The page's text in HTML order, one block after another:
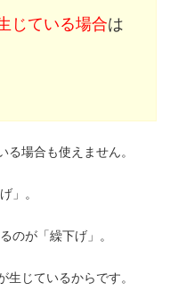
じている場合は
場合も使えません。
」。
のが「繰下げ」。
じているからです。